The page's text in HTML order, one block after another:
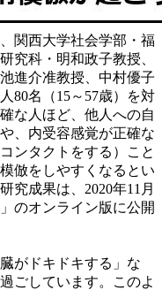
関西大学社会学部・福
究科・明和政子教授、
進介准教授、中村優子
80名（15～57歳）を対
な人ほど、他人への自
、内受容感覚が正確な
ンタクトをする）こと
倣をしやすくなるとい
究成果は、2020年11月
のオンライン版に公開
がドキドキする」な
ごしています。このよ